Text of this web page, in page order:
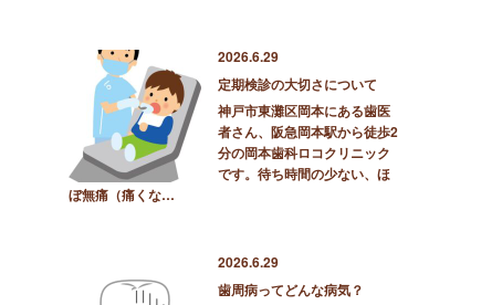
2026.6.29
定期検診の大切さについて
神戸市東灘区岡本にある歯医
者さん、阪急岡本駅から徒歩2
分の岡本歯科ロコクリニック
です。待ち時間の少ない、ほ
ぼ無痛（痛くな…
2026.6.29
歯周病ってどんな病気？